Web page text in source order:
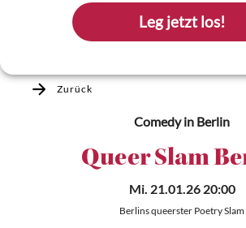
Leg jetzt los!
Zurück
Comedyin Berlin
Queer Slam
Mi. 21.01.26 20:00
Berlins queerster Poetry Slam